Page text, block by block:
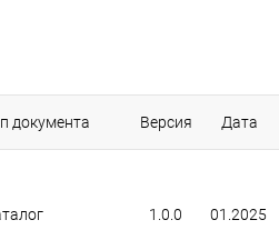
документа Версия Дата
1.0.0 01.2025